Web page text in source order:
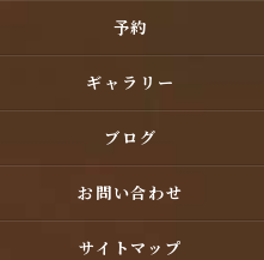
予約
ギャラリー
ブログ
お問い合わせ
サイトマップ